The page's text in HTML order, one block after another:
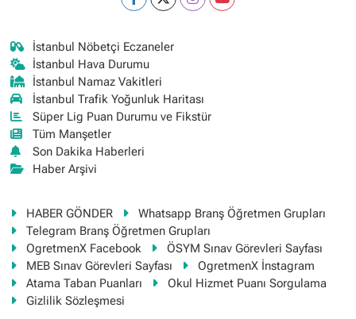
İstanbul Nöbetçi Eczaneler
İstanbul Hava Durumu
İstanbul Namaz Vakitleri
İstanbul Trafik Yoğunluk Haritası
Süper Lig Puan Durumu ve Fikstür
Tüm Manşetler
Son Dakika Haberleri
Haber Arşivi
HABER GÖNDER
Whatsapp Branş Öğretmen Grupları
Telegram Branş Öğretmen Grupları
OgretmenX Facebook
ÖSYM Sınav Görevleri Sayfası
MEB Sınav Görevleri Sayfası
OgretmenX İnstagram
Atama Taban Puanları
Okul Hizmet Puanı Sorgulama
Gizlilik Sözleşmesi